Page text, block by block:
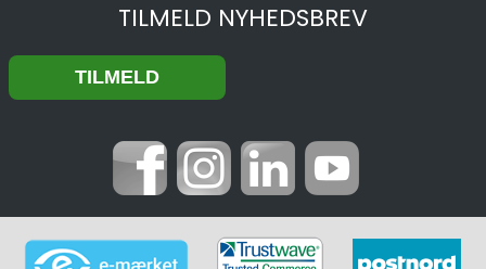
TILMELD NYHEDSBREV